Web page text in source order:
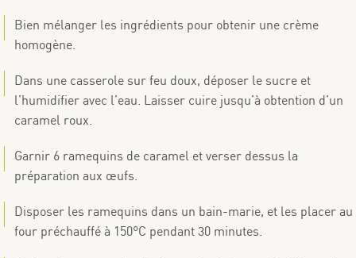
Bien mélanger les ingrédients pour obtenir une crème
homogène.
Dans une casserole sur feu doux, déposer le sucre et
l’humidifier avec l’eau. Laisser cuire jusqu’à obtention d’un
caramel roux.
Garnir 6 ramequins de caramel et verser dessus la
préparation aux œufs.
Disposer les ramequins dans un bain-marie, et les placer au
four préchauffé à 150°C pendant 30 minutes.